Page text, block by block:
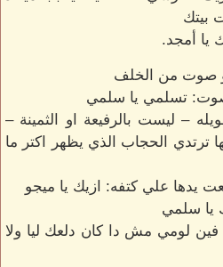
بيتك
يا أمجد.
صوت من الخلف
تسلمي يا سلمي
– ليست بالرفيعة او الثمينة –
ترتدي الحجاب الذي يظهر اكتر ما
علي كتفه: ازيك يا ميجو
يا سلمي
لومي مش دا كان دلعك ليا ولا